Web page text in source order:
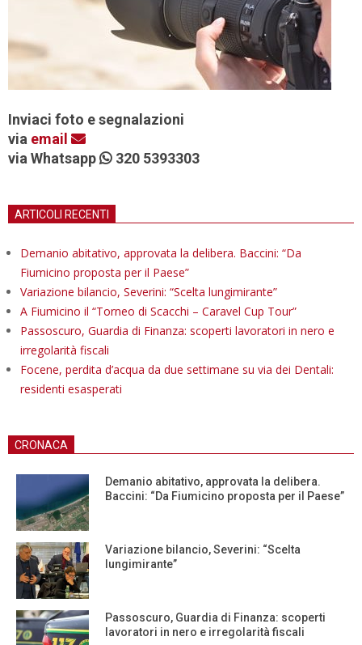
Inviaci foto e segnalazioni
via email
via Whatsapp
320 5393303
ARTICOLI RECENTI
Demanio abitativo, approvata la delibera. Baccini: “Da
Fiumicino proposta per il Paese”
Variazione bilancio, Severini: “Scelta lungimirante”
A Fiumicino il “Torneo di Scacchi – Caravel Cup Tour”
Passoscuro, Guardia di Finanza: scoperti lavoratori in nero e
irregolarità fiscali
Focene, perdita d’acqua da due settimane su via dei Dentali:
residenti esasperati
CRONACA
Demanio abitativo, approvata la delibera.
Baccini: “Da Fiumicino proposta per il Paese”
Variazione bilancio, Severini: “Scelta
lungimirante”
Passoscuro, Guardia di Finanza: scoperti
lavoratori in nero e irregolarità fiscali